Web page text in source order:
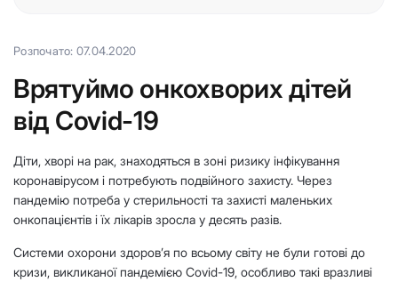
Розпочато: 07.04.2020
Врятуймо онкохворих дітей
від Covid-19
Діти, хворі на рак, знаходяться в зоні ризику інфікування
коронавірусом і потребують подвійного захисту. Через
пандемію потреба у стерильності та захисті маленьких
онкопацієнтів і їх лікарів зросла у десять разів.
Системи охорони здоров’я по всьому світу не були готові до
кризи, викликаної пандемією Covid-19, особливо такі вразливі